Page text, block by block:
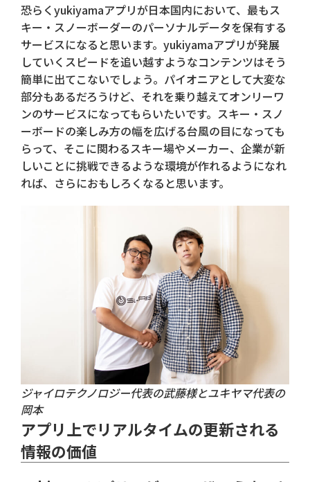
恐らくyukiyamaアプリが日本国内において、最もス
キー・スノーボーダーのパーソナルデータを保有する
サービスになると思います。yukiyamaアプリが発展
していくスピードを追い越すようなコンテンツはそう
簡単に出てこないでしょう。パイオニアとして大変な
部分もあるだろうけど、それを乗り越えてオンリーワ
ンのサービスになってもらいたいです。スキー・スノ
ーボードの楽しみ方の幅を広げる台風の目になっても
らって、そこに関わるスキー場やメーカー、企業が新
しいことに挑戦できるような環境が作れるようになれ
れば、さらにおもしろくなると思います。
ジャイロテクノロジー代表の武藤様とユキヤマ代表の
岡本
アプリ上でリアルタイムの更新される
情報の価値